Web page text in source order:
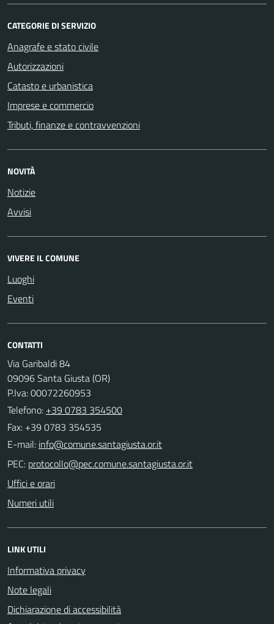
CATEGORIE DI SERVIZIO
Anagrafe e stato civile
Autorizzazioni
Catasto e urbanistica
Imprese e commercio
Tributi, finanze e contravvenzioni
NOVITÀ
Notizie
Avvisi
VIVERE IL COMUNE
Luoghi
Eventi
CONTATTI
Via Garibaldi 84
09096 Santa Giusta (OR)
P.Iva: 00072260953
Telefono: +39 0783 354500
Fax: +39 0783 354535
E-mail:
PEC:
Uffici e orari
Numeri utili
LINK UTILI
Informativa privacy
Note legali
Dichiarazione di accessibilità